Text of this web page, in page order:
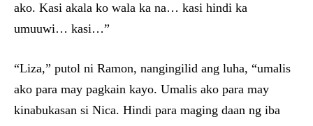
ako. Kasi akala ko wala ka na… kasi hindi ka
umuuwi… kasi…”
“Liza,” putol ni Ramon, nangingilid ang luha, “umalis
ako para may pagkain kayo. Umalis ako para may
kinabukasan si Nica. Hindi para maging daan ng iba